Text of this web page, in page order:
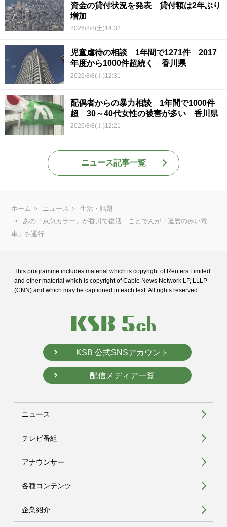
資金の貸付状況を発表 貸付額は2年ぶり
増加
2026/8/8(土)14:32
児童虐待の相談 1年間で1271件 2017
年度から1000件超続く 香川県
2026/8/8(土)12:31
配偶者からの暴力相談 1年間で1000件
超 30～40代女性の被害が多い 香川県
2026/8/8(土)12:21
ニュース記事一覧
ホーム ニュース
生活・話題
あの「京急カラー」が香川で復活 ことでんが「還暦の赤い電
車」を運行
This programme includes material which is copyright of Reuters Limited
and other material which is copyright of Cable News Network LP, LLLP
(CNN) and which may be captioned in each text. All rights reserved.
KSB 公式SNSアカウント
配信メディア一覧
ニュース
テレビ番組
アナウンサー
各種コンテンツ
企業紹介